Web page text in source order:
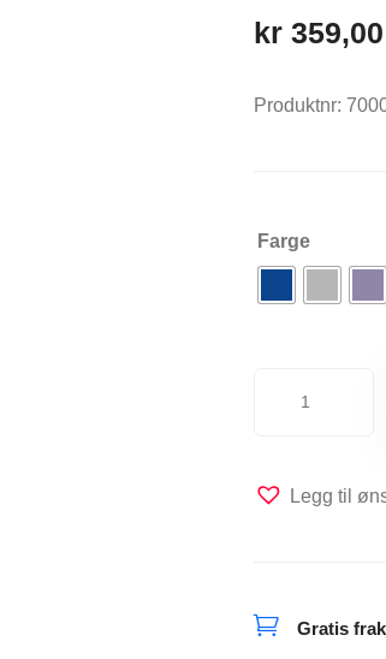
kr 359,00
Produktnr:
Farge
Bluetooth
5.2
Legg til
 Gratis